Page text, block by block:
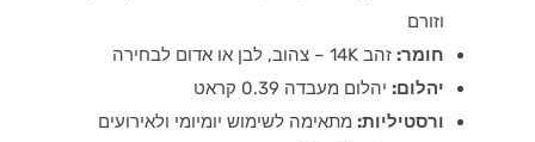
וזורם
חומר: זהב 14K – צהוב, לבן או אדום לבחירה
יהלום: יהלום מעבדה
ורסטיליות: מתאימה לשימוש יומיומי ולאירועים